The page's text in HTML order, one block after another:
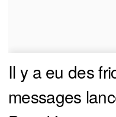
Il y a eu des
messages